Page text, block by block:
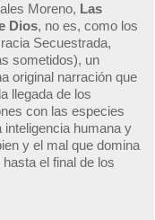
Moreno, Las
Dios, no es, como los
Secuestrada,
sometidos), un
original narración que
llegada de los
con las especies
inteligencia humana y
y el mal que domina
el final de los